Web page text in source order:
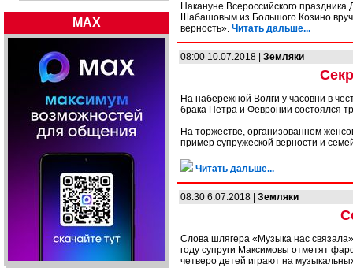
MAX
Накануне Всероссийского
Шабашовым из Большого Козино
верность». Читать дальше...
08:00 10.07.2018 | Земляки
На набережной Волги у часовни в
брака Петра и Февронии состоялся
На торжестве, организованном
пример супружеской верности и
Читать дальше...
08:30 6.07.2018 | Земляки
Слова шлягера «Музыка нас
году супруги Максимовы отметят
четверо детей играют на